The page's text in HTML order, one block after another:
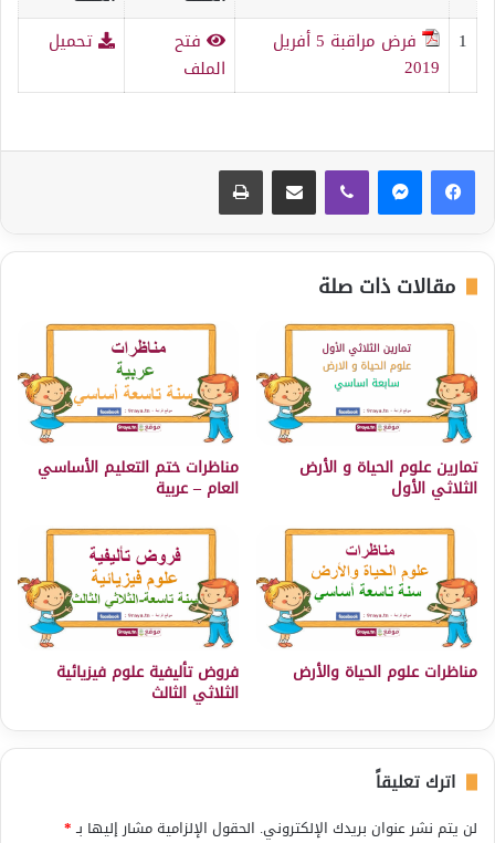
1
فرض مراقبة 5 أفريل
2019
فتح
الملف
تحميل
مقالات ذات صلة
تمارين علوم الحياة و الأرض
الثلاثي الأول
مناظرات ختم التعليم الأساسي
العام – عربية
مناظرات علوم الحياة والأرض فروض تأليفية علوم فيزيائية
الثلاثي الثالث
اترك تعليقاً
لن يتم نشر عنوان بريدك الإلكتروني. الحقول الإلزامية مشار إليها بـ*